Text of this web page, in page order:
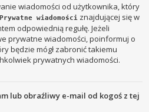
wiadomości od użytkownika, który
Prywatne wiadomości znajdującej się w
odpowiednią regułę. Jeżeli
prywatne wiadomości, poinformuj o
będzie mógł zabronić takiemu
prywatnych wiadomości.
lub obraźliwy e-mail od kogoś z tej